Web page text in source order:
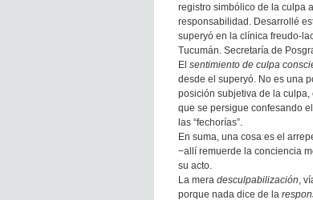
registro simbólico de la culpa
responsabilidad. Desarrollé
superyó en la clínica freudo-
Tucumán. Secretaría de
El sentimiento de culpa
desde el superyó. No es una
posición subjetiva de la
que se persigue confesando
las “fechorías”.
En suma, una cosa es el
−allí remuerde la conciencia
su acto.
La mera desculpabilización,
porque nada dice de la